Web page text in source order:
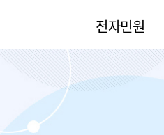
전자민원
전자민원